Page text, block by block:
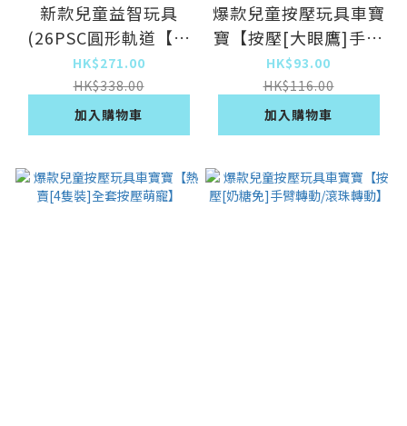
新款兒童益智玩具
(26PSC圓形軌道【榉
木款】)
HK$271.00
HK$338.00
加入購物車
爆款兒童按壓玩具車寶
寶【按壓[大眼鷹]手臂
轉動/滾珠轉動】
HK$93.00
HK$116.00
加入購物車